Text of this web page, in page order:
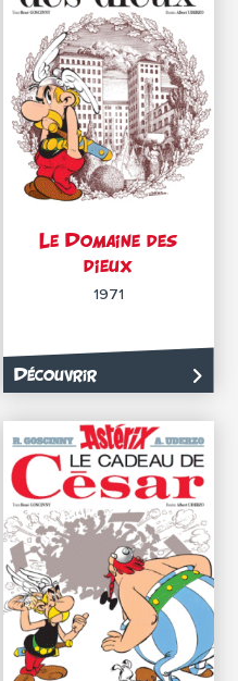
Le Domaine des
dieux
1971
Découvrir